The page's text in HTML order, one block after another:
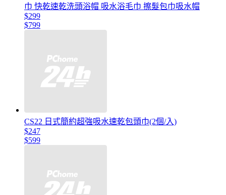
巾 快乾速乾洗頭浴帽 吸水浴毛巾 擦髮包巾吸水帽
$299
$799
CS22 日式簡約超強吸水速乾包頭巾(2個/入)
$247
$599